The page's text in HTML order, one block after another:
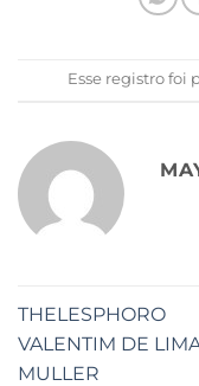
Esse registro foi
THELESPHORO
VALENTIM DE
MULLER